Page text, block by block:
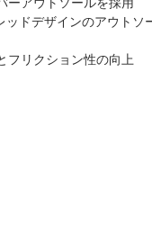
ドデザインのアウト
フリクション性の向上